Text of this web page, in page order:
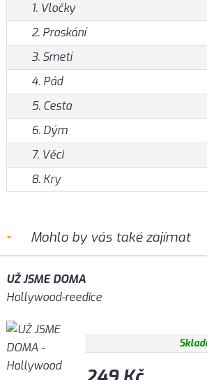
1. Vločky
2. Praskání
3. Smetí
4. Pád
5. Cesta
6. Dým
7. Věci
8. Kry
Mohlo by vás také zajímat
UŽ JSME DOMA
Hollywood-reedice